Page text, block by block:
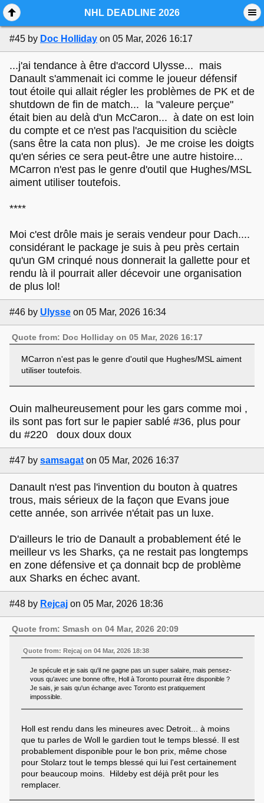
NHL DEADLINE 2026
#45 by Doc Holliday on 05 Mar, 2026 16:17
...j'ai tendance à être d'accord Ulysse... mais
Danault s'ammenait ici comme le joueur défensif
tout étoile qui allait régler les problèmes de PK et de
shutdown de fin de match... la "valeure perçue"
était bien au delà d'un McCaron... à date on est loin
du compte et ce n'est pas l'acquisition du sciècle
(sans être la cata non plus). Je me croise les doigts
qu'en séries ce sera peut-être une autre histoire...
MCarron n'est pas le genre d'outil que Hughes/MSL
aiment utiliser toutefois.
****
Moi c'est drôle mais je serais vendeur pour Dach....
considérant le package je suis à peu près certain
qu'un GM crinqué nous donnerait la gallette pour et
rendu là il pourrait aller décevoir une organisation
de plus lol!
#46 by Ulysse on 05 Mar, 2026 16:34
Quote from: Doc Holliday on 05 Mar, 2026 16:17
MCarron n'est pas le genre d'outil que Hughes/MSL aiment
utiliser toutefois.
Ouin malheureusement pour les gars comme moi ,
ils sont pas fort sur le papier sablé #36, plus pour
du #220 doux doux doux
#47 by samsagat on 05 Mar, 2026 16:37
Danault n'est pas l'invention du bouton à quatres
trous, mais sérieux de la façon que Evans joue
cette année, son arrivée n'était pas un luxe.
D'ailleurs le trio de Danault a probablement été le
meilleur vs les Sharks, ça ne restait pas longtemps
en zone défensive et ça donnait bcp de problème
aux Sharks en échec avant.
#48 by Rejcaj on 05 Mar, 2026 18:36
Quote from: Smash on 04 Mar, 2026 20:09
Quote from: Rejcaj on 04 Mar, 2026 18:38
Je spécule et je sais qu'il ne gagne pas un super salaire, mais pensez-
vous qu'avec une bonne offre, Holl à Toronto pourrait être disponible ?
Je sais, je sais qu'un échange avec Toronto est pratiquement
impossible.
Holl est rendu dans les mineures avec Detroit... à moins
que tu parles de Woll le gardien tout le temps blessé. Il est
probablement disponible pour le bon prix, même chose
pour Stolarz tout le temps blessé qui lui l'est certainement
pour beaucoup moins. Hildeby est déjà prêt pour les
remplacer.